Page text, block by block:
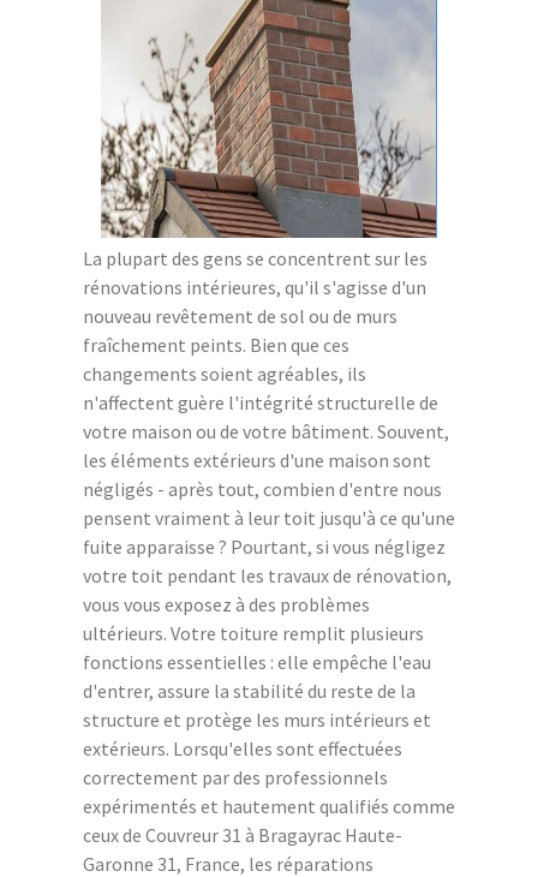
La plupart des gens se concentrent sur les
rénovations intérieures, qu'il s'agisse d'un
nouveau revêtement de sol ou de murs
fraîchement peints. Bien que ces
changements soient agréables, ils
n'affectent guère l'intégrité structurelle de
votre maison ou de votre bâtiment. Souvent,
les éléments extérieurs d'une maison sont
négligés - après tout, combien d'entre nous
pensent vraiment à leur toit jusqu'à ce qu'une
fuite apparaisse ? Pourtant, si vous négligez
votre toit pendant les travaux de rénovation,
vous vous exposez à des problèmes
ultérieurs. Votre toiture remplit plusieurs
fonctions essentielles : elle empêche l'eau
d'entrer, assure la stabilité du reste de la
structure et protège les murs intérieurs et
extérieurs. Lorsqu'elles sont effectuées
correctement par des professionnels
expérimentés et hautement qualifiés comme
ceux de Couvreur 31 à Bragayrac Haute-
Garonne 31, France, les réparations